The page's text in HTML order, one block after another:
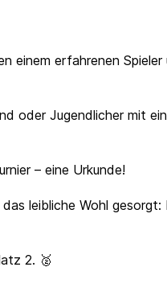
einem erfahrenen
oder Jugendlicher mit
– eine Urkunde!
leibliche Wohl
2. 🥈